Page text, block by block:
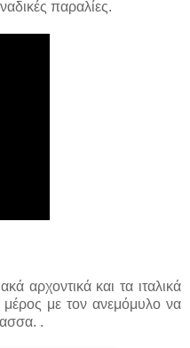
παραλίες.
αρχοντικά και τα ιταλικά
μέρος με τον ανεμόμυλο να
.